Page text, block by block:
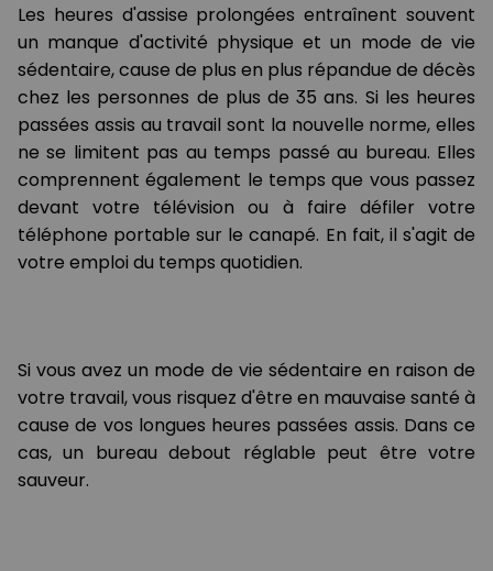
Les heures d'assise prolongées entraînent souvent
un manque d'activité physique et un mode de vie
sédentaire, cause de plus en plus répandue de décès
chez les personnes de plus de 35 ans. Si les heures
passées assis au travail sont la nouvelle norme, elles
ne se limitent pas au temps passé au bureau. Elles
comprennent également le temps que vous passez
devant votre télévision ou à faire défiler votre
téléphone portable sur le canapé. En fait, il s'agit de
votre emploi du temps quotidien.
Si vous avez un mode de vie sédentaire en raison de
votre travail, vous risquez d'être en mauvaise santé à
cause de vos longues heures passées assis. Dans ce
cas, un bureau debout réglable peut être votre
sauveur.